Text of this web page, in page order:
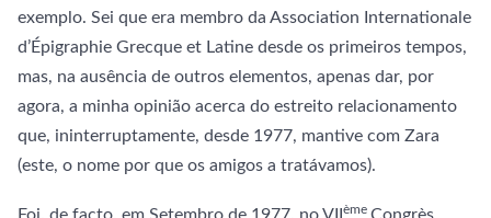
exemplo. Sei que era membro da Association Internationale
d’Épigraphie Grecque et Latine desde os primeiros tempos,
mas, na ausência de outros elementos, apenas dar, por
agora, a minha opinião acerca do estreito relacionamento
que, ininterruptamente, desde 1977, mantive com Zara
(este, o nome por que os amigos a tratávamos).
ème